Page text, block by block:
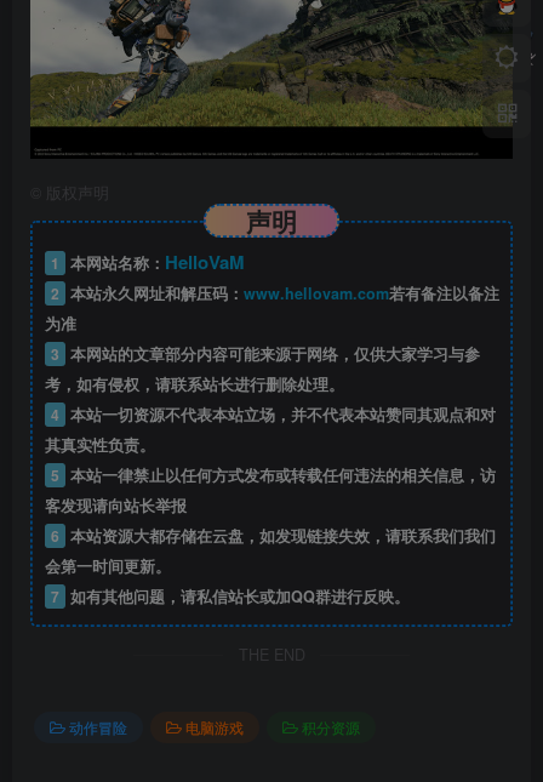
版权声明
声明
1 本网站名称： HelloVaM
2 本站永久网址和解压码： www.hellovam.com若有备注以备注
为准
3 本网站的文章部分内容可能来源于网络，仅供大家学习与参
考，如有侵权，请联系站长进行删除处理。
4 本站一切资源不代表本站立场，并不代表本站赞同其观点和对
其真实性负责。
5 本站一律禁止以任何方式发布或转载任何违法的相关信息，访
客发现请向站长举报
6 本站资源大都存储在云盘，如发现链接失效，请联系我们我们
会第一时间更新。
7 如有其他问题，请私信站长或加QQ群进行反映。
THE END
动作冒险 电脑游戏 积分资源